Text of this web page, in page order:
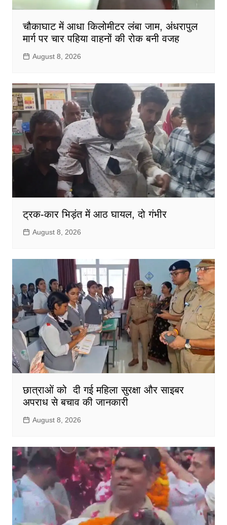
चौकाघाट में आधा किलोमीटर लंबा जाम, अंधरापुल
मार्ग पर चार पहिया वाहनों की रोक बनी वजह
August 8, 2026
ट्रक-कार भिड़ंत में आठ घायल, दो गंभीर
August 8, 2026
छात्राओं को दी गई महिला सुरक्षा और साइबर
अपराध से बचाव की जानकारी
August 8, 2026